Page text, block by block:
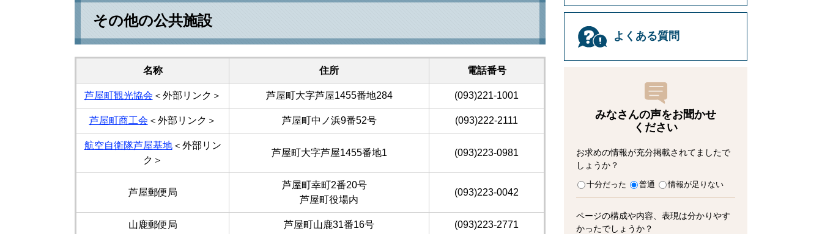
その他の公共施設
名称 住所 電話番号
芦屋町観光協会 ＜外部リンク＞ 芦屋町大字芦屋1455番地284 (093)221-1001
芦屋町商工会 ＜外部リンク＞ 芦屋町中ノ浜9番52号 (093)222-2111
航空自衛隊芦屋基地＜外部リン
ク＞
芦屋町大字芦屋1455番地1 (093)223-0981
芦屋郵便局
芦屋町幸町2番20号
芦屋町役場内
(093)223-0042
山鹿郵便局 芦屋町山鹿31番16号 (093)223-2771
よくある質問
みなさんの声をお聞かせ
ください
お求めの情報が充分掲載されてましたで
しょうか？
十分だった 普通 情報が足りない
ページの構成や内容、表現は分かりやす
かったでしょうか？